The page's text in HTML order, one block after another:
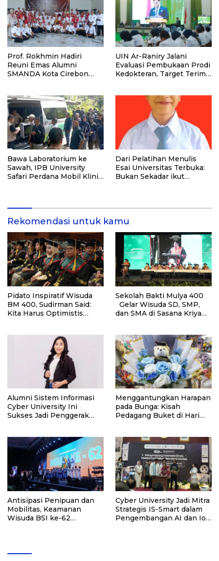
Prof. Rokhmin Hadiri
Reuni Emas Alumni
SMANDA Kota Cirebon
UIN Ar-Raniry Jalani
Evaluasi Pembukaan Prodi
Kedokteran, Target Terima
Bawa Laboratorium ke
Sawah, IPB University
Safari Perdana Mobil Klinik
Dari Pelatihan Menulis
Esai Universitas Terbuka:
Bukan Sekadar ikut
Rekomendasi untuk kamu
Pidato Inspiratif Wisuda
BM 400, Sudirman Said:
Kita Harus Optimistis
Sekolah Bakti Mulya 400
Gelar Wisuda SD, SMP,
dan SMA di Sasana Kriya
Empowering Indonesia’s
Future”
Alumni Sistem Informasi
Cyber University Ini
Sukses Jadi Penggerak
Menggantungkan Harapan
pada Bunga: Kisah
Pedagang Buket di Hari
Antisipasi Penipuan dan
Mobilitas, Keamanan
Wisuda BSI ke-62
Cyber University Jadi Mitra
Strategis IS-Smart dalam
Pengembangan AI dan IoT